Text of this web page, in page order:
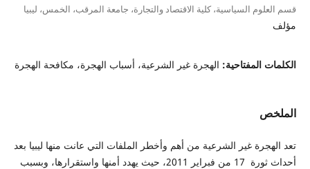
قسم العلوم السياسية، كلية الاقتصاد والتجارة، جامعة المرقب، الخمس، ليبيا
مؤلف
الكلمات المفتاحية: الهجرة غير الشرعية، أسباب الهجرة، مكافحة الهجرة
الملخص
تعد الهجرة غير الشرعية من أهم وأخطر الملفات التي عانت منها ليبيا بعد
أحداث ثورة 17 من فبراير 2011، حيث يهدد أمنها واستقرارها، وبسبب